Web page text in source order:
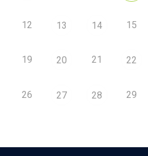
12 13 14 15
19 20 21 22
26 27 28 29